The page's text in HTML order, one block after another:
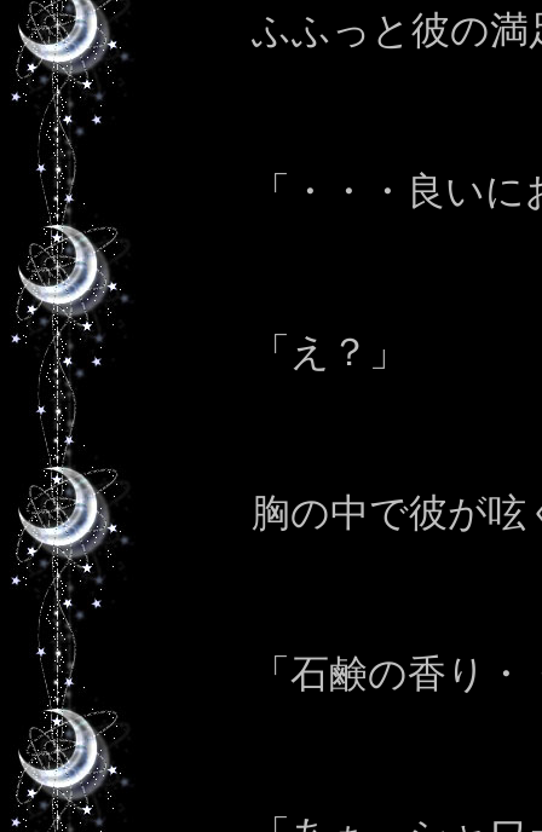
ふふっと彼の
「・・・良い
「え？」
胸の中で彼が呟
「石鹸の香り